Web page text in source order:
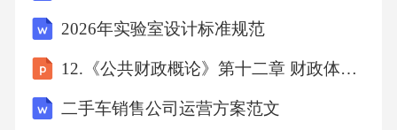
2026年实验室设计标准规范
12.《公共财政概论》第十二章 财政体制 改
二手车销售公司运营方案范文